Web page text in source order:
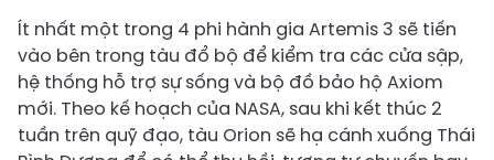
Ít nhất một trong 4 phi hành gia Artemis 3 sẽ tiến
vào bên trong tàu đổ bộ để kiểm tra các cửa sập,
hệ thống hỗ trợ sự sống và bộ đồ bảo hộ Axiom
mới. Theo kế hoạch của NASA, sau khi kết thúc 2
tuần trên quỹ đạo, tàu Orion sẽ hạ cánh xuống Thái